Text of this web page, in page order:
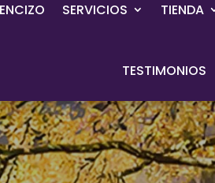
SERVICIOS TIENDA
TESTIMONIOS